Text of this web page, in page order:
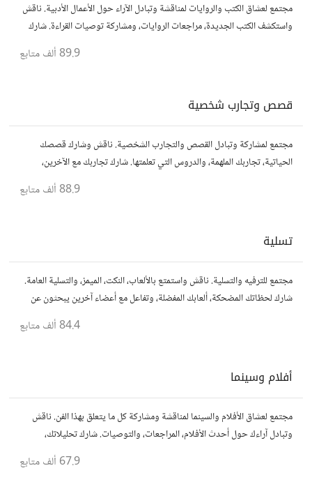
مجتمع لعشاق الكتب والروايات لمناقشة وتبادل الآراء حول الأعمال الأدبية. ناقش
واستكشف الكتب الجديدة، مراجعات الروايات، ومشاركة توصيات القراءة. شارك
89.9 ألف متابع
قصص وتجارب شخصية
مجتمع لمشاركة وتبادل القصص والتجارب الشخصية. ناقش وشارك قصصك
الحياتية، تجاربك الملهمة، والدروس التي تعلمتها. شارك تجاربك مع الآخرين،
88.9 ألف متابع
تسلية
مجتمع للترفيه والتسلية. ناقش واستمتع بالألعاب، النكت، الميمز، والتسلية العامة.
شارك لحظاتك المضحكة، ألعابك المفضلة، وتفاعل مع أعضاء آخرين يبحثون عن
84.4 ألف متابع
أفلام وسينما
مجتمع لعشاق الأفلام والسينما لمناقشة ومشاركة كل ما يتعلق بهذا الفن. ناقش
وتبادل آراءك حول أحدث الأفلام، المراجعات، والتوصيات. شارك تحليلاتك،
قصصك، واستمتع بنقاشات حول الأفلام والمخرجين والسيناريوهات.
67.9 ألف متابع